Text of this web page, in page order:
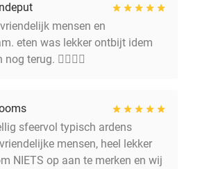
mensen en
eten was lekker ontbijt idem
terug. 👌🏻👍🏻
sfeervol typisch ardens
mensen, heel lekker
NIETS op aan te merken en wij